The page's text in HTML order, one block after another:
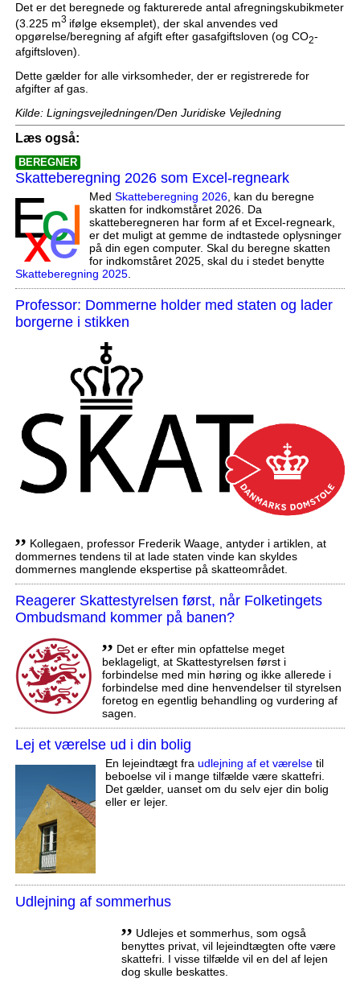
Det er det beregnede og fakturerede antal afregningskubikmeter
(3.225 m3 ifølge eksemplet), der skal anvendes ved
opgørelse/beregning af afgift efter gasafgiftsloven (og CO2-
afgiftsloven).
Dette gælder for alle virksomheder, der er registrerede for
afgifter af gas.
Kilde: Ligningsvejledningen/Den Juridiske Vejledning
Læs også:
BEREGNER
Skatteberegning 2026 som Excel-regneark
Med Skatteberegning 2026, kan du beregne
skatten for indkomståret 2026. Da
skatteberegneren har form af et Excel-regneark,
er det muligt at gemme de indtastede oplysninger
på din egen computer. Skal du beregne skatten
for indkomståret 2025, skal du i stedet benytte
Skatteberegning 2025.
Professor: Dommerne holder med staten og lader
borgerne i stikken
,, Kollegaen, professor Frederik Waage, antyder i artiklen, at
dommernes tendens til at lade staten vinde kan skyldes
dommernes manglende ekspertise på skatteområdet.
Reagerer Skattestyrelsen først, når Folketingets
Ombudsmand kommer på banen?
,, Det er efter min opfattelse meget
beklageligt, at Skattestyrelsen først i
forbindelse med min høring og ikke allerede i
forbindelse med dine henvendelser til styrelsen
foretog en egentlig behandling og vurdering af
sagen.
Lej et værelse ud i din bolig
En lejeindtægt fra udlejning af et værelsetil
beboelse vil i mange tilfælde være skattefri.
Det gælder, uanset om du selv ejer din bolig
eller er lejer.
Udlejning af sommerhus
,, Udlejes et sommerhus, som også
benyttes privat, vil lejeindtægten ofte være
skattefri. I visse tilfælde vil en del af lejen
dog skulle beskattes.